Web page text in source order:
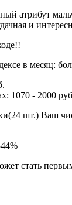
атрибут
и
в месяц:
1070 - 2000
шт.) Ваш
стать